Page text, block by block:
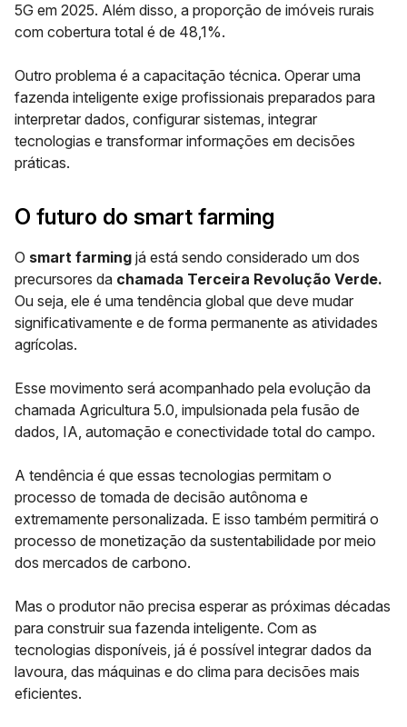
5G em 2025. Além disso, a proporção de imóveis rurais
com cobertura total é de 48,1%.
Outro problema é a capacitação técnica. Operar uma
fazenda inteligente exige profissionais preparados para
interpretar dados, configurar sistemas, integrar
tecnologias e transformar informações em decisões
práticas.
O futuro do smart farming
O smart farming já está sendo considerado um dos
precursores da chamada Terceira Revolução Verde.
Ou seja, ele é uma tendência global que deve mudar
significativamente e de forma permanente as atividades
agrícolas.
Esse movimento será acompanhado pela evolução da
chamada Agricultura 5.0, impulsionada pela fusão de
dados, IA, automação e conectividade total do campo.
A tendência é que essas tecnologias permitam o
processo de tomada de decisão autônoma e
extremamente personalizada. E isso também permitirá o
processo de monetização da sustentabilidade por meio
dos mercados de carbono.
Mas o produtor não precisa esperar as próximas décadas
para construir sua fazenda inteligente. Com as
tecnologias disponíveis, já é possível integrar dados da
lavoura, das máquinas e do clima para decisões mais
eficientes.